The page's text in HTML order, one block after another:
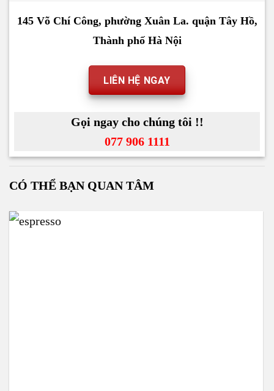
145 Võ Chí Công, phường Xuân La. quận Tây Hồ,
Thành phố Hà Nội
LIÊN HỆ NGAY
Gọi ngay cho chúng tôi !!
077 906 1111
CÓ THỂ BẠN QUAN TÂM